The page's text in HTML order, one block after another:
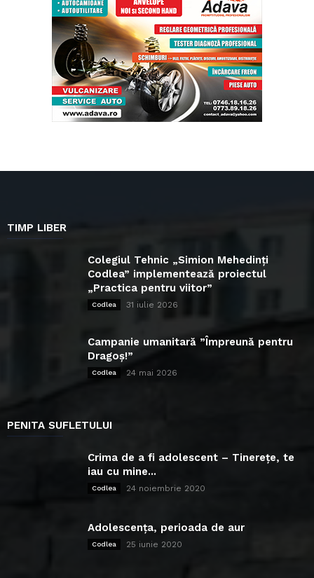
TIMP LIBER
Colegiul Tehnic „Simion Mehedinți
Codlea” implementează proiectul
„Practica pentru viitor”
Codlea 31 iulie 2026
Campanie umanitară ”Împreună pentru
Dragoș!”
Codlea 24 mai 2026
PENITA SUFLETULUI
Crima de a fi adolescent – Tinerețe, te
iau cu mine...
Codlea 24 noiembrie 2020
Adolescența, perioada de aur
Codlea 25 iunie 2020